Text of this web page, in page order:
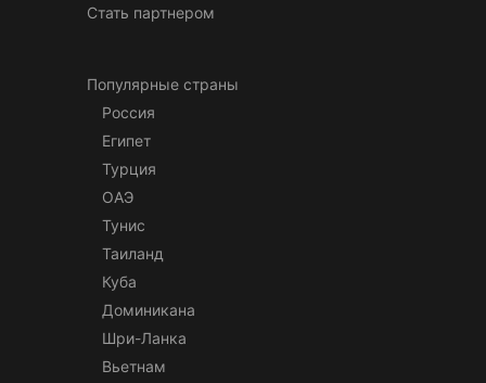
Стать партнером
Популярные страны
Россия
Египет
Турция
ОАЭ
Тунис
Таиланд
Куба
Доминикана
Шри-Ланка
Вьетнам